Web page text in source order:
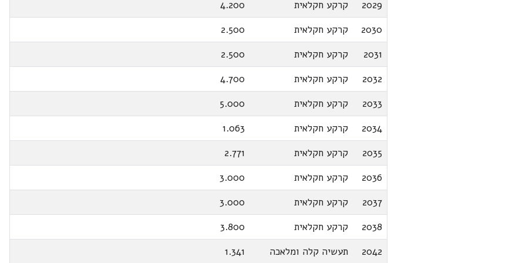
2029 קרקע חקלאית
4.200
2030
קרקע חקלאית
2.500
2031
קרקע חקלאית
2.500
2032
קרקע חקלאית
4.700
2033
קרקע חקלאית
5.000
2034
קרקע חקלאית
1.063
2035
קרקע חקלאית
2.771
2036
קרקע חקלאית
3.000
2037
קרקע חקלאית
3.000
2038
קרקע חקלאית
3.800
2042
תעשיה קלה ומלאכה 1.341